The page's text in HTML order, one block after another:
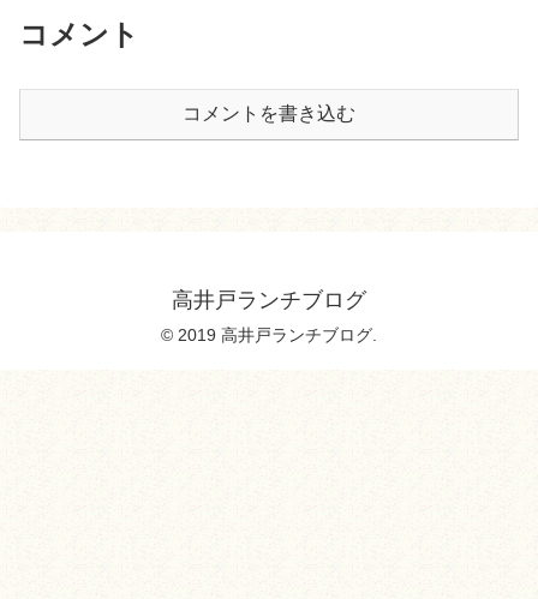
コメント
コメントを書き込む
高井戸ランチブログ
© 2019 高井戸ランチブログ.